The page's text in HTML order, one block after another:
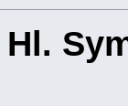
Hl.